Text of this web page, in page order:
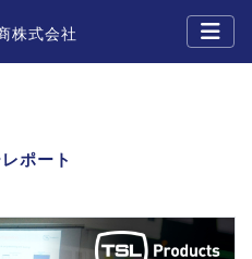
株式会社
ポート